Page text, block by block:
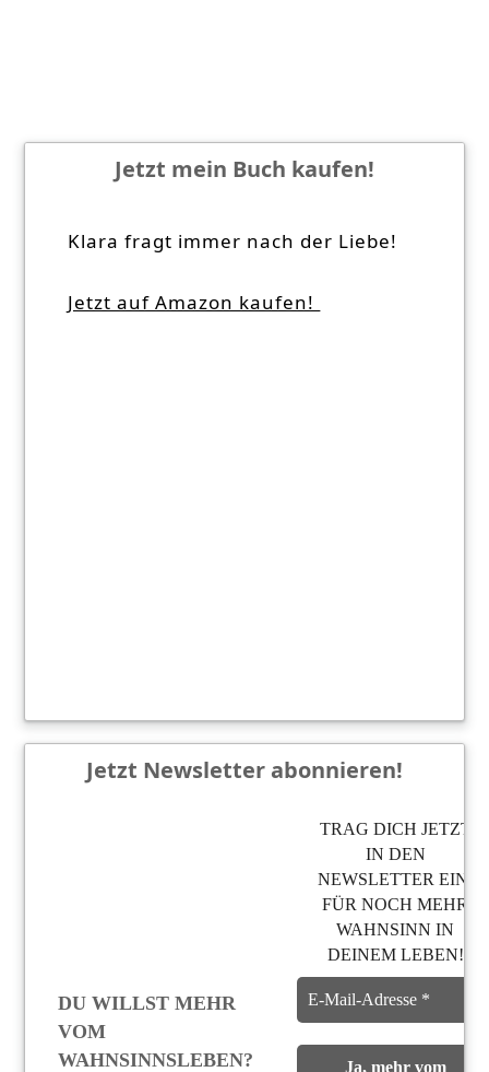
Jetzt mein Buch kaufen!
Klara fragt immer nach der Liebe!
Jetzt auf Amazon kaufen!
Jetzt Newsletter abonnieren!
DU WILLST MEHR
VOM
WAHNSINNSLEBEN?
TRAG DICH JETZT
IN DEN
NEWSLETTER EIN,
FÜR NOCH MEHR
WAHNSINN IN
DEINEM LEBEN!